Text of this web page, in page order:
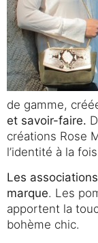
de gamme,
et savoir-faire.
créations Rose
l’identité à la
Les
marque. Les
apportent la
bohème chic.